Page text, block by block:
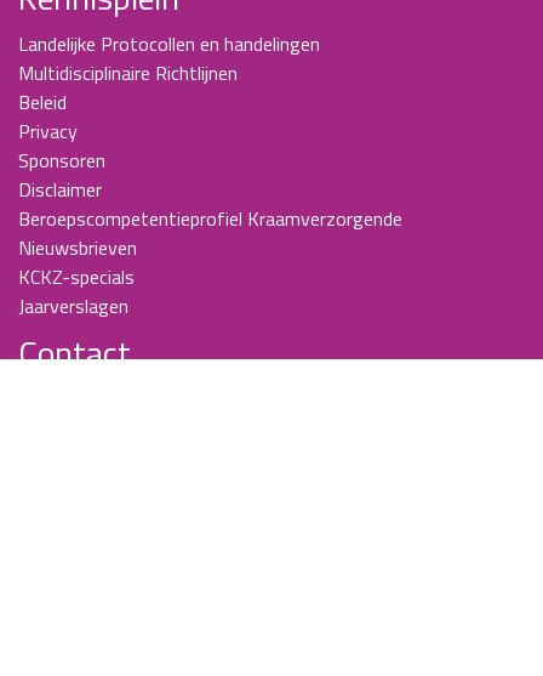
Landelijke Protocollen en handelingen
Multidisciplinaire Richtlijnen
Beleid
Privacy
Sponsoren
Disclaimer
Beroepscompetentieprofiel Kraamverzorgende
Nieuwsbrieven
KCKZ-specials
Jaarverslagen
Contact